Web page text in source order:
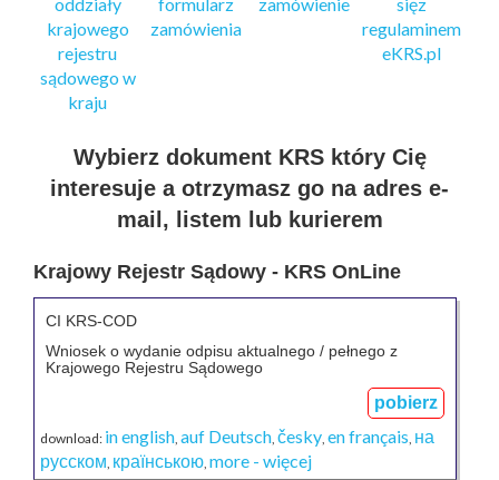
Wybierz dokument KRS który Cię
interesuje a otrzymasz go na adres e-
mail, listem lub kurierem
Krajowy Rejestr Sądowy - KRS OnLine
CI KRS-COD
Wniosek o wydanie odpisu aktualnego / pełnego z
Krajowego Rejestru Sądowego
pobierz
download: in english, auf Deutsch, česky, en français, на
русском, країнською, more - więcej